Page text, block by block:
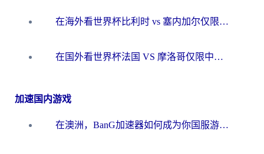
在海外看世界杯比利时 vs 塞内加尔仅限中国大陆？我找到了最流畅的中文解说之路
在国外看世界杯法国 VS 摩洛哥仅限中国大陆？海外党这样看中文解说赛事不卡顿
加速国内游戏
在澳洲，BanG加速器如何成为你国服游戏的“时光机”？